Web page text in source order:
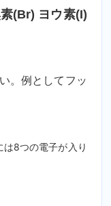
(Br) ヨウ素(I)
。例としてフッ
8つの電子が入り